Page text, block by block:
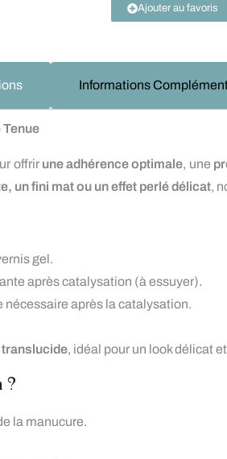
Ajouter au favoris
Informations
Tenue
offrir une adhérence optimale, une
un fini mat ou un effet perlé délicat,
gel.
après catalysation (à essuyer).
après la catalysation.
translucide, idéal pour un look délicat
?
la manucure.